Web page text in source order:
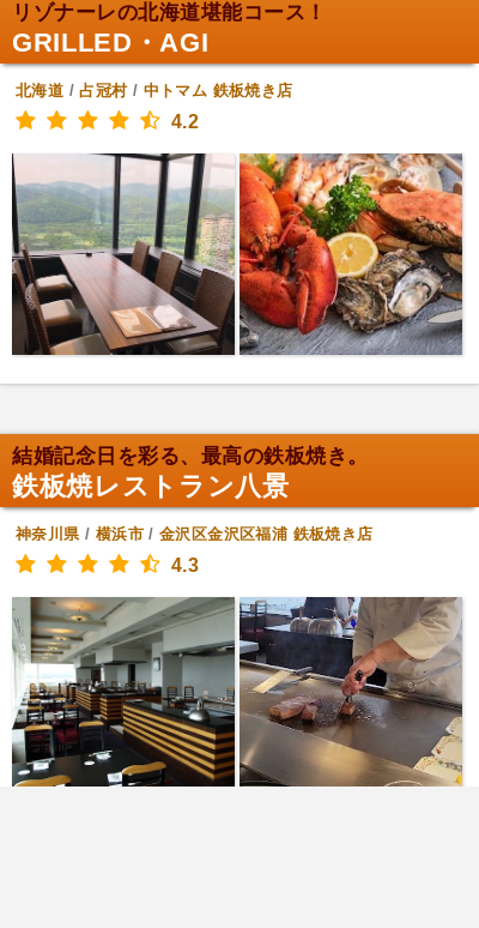
リゾナーレの北海道堪能コース！
GRILLED・AGI
北海道 /占冠村/ 中トマム 鉄板焼き店
4.2
結婚記念日を彩る、最高の鉄板焼き。
鉄板焼レストラン八景
神奈川県/ 横浜市/金沢区金沢区福浦 鉄板焼き店
4.3